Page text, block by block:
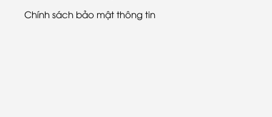
Chính sách bảo mật thông tin